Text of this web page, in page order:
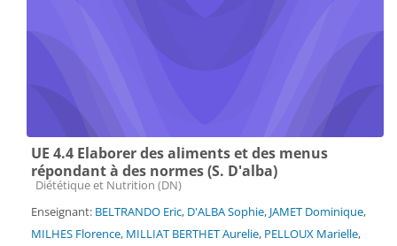
UE 4.4 Elaborer des aliments et des menus
répondant à des normes (S. D'alba)
Catégorie de cours
Diététique et Nutrition (DN)
Enseignant: BELTRANDO Eric, D'ALBA Sophie, JAMET Dominique,
MILHES Florence, MILLIAT BERTHET Aurelie, PELLOUX Marielle,